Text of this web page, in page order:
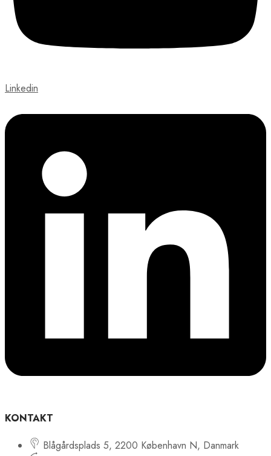
Linkedin
KONTAKT
Blågårdsplads 5, 2200 København N, Danmark